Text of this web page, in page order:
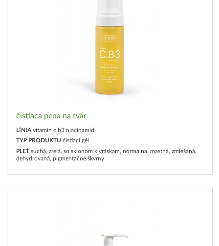
čistiaca pena na tvár
LÍNIA vitamín c.b3 niacínamid
TYP PRODUKTU čistiaci gél
PLEŤ suchá, zrelá, so sklonom k vráskam, normálna, mastná, zmiešaná,
dehydrovaná, pigmentačné škvrny